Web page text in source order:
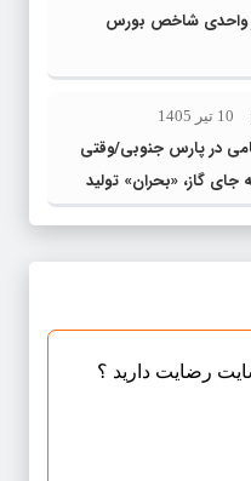
10 تیر 1405
در پارس جنوبی/وقتی
جای گاز، «بحران» تولید
رضایت دارید ؟